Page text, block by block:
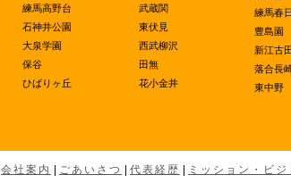
練馬高野台
石神井公園
大泉学園
保谷
ひばりヶ丘
武蔵関
東伏見
西武柳沢
田無
花小金井
練馬春
豊島園
新江古
落合長
東中野
会社案内 ごあいさつ 代表経歴 ミッション・ビジ